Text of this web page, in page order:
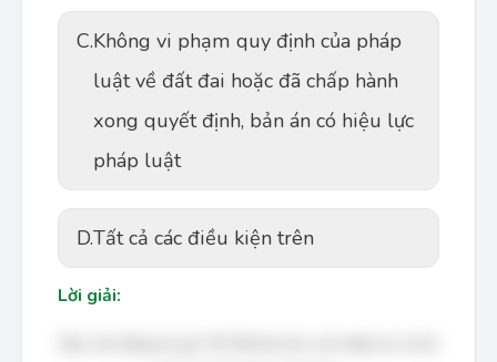
C.Không vi phạm quy định của pháp
luật về đất đai hoặc đã chấp hành
xong quyết định, bản án có hiệu lực
pháp luật
D.Tất cả các điều kiện trên
Lời giải: